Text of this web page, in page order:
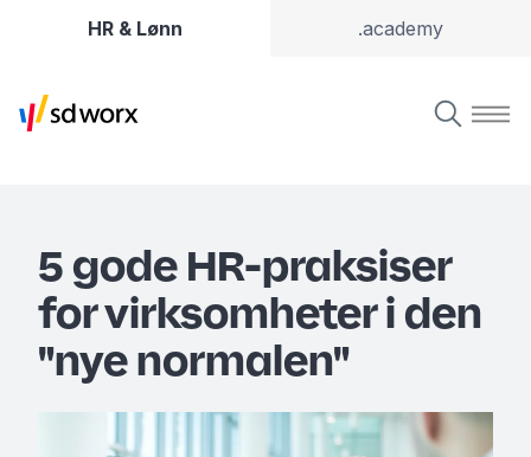
HR & Lønn .academy
5 gode HR-praksiser
for virksomheter i den
"nye normalen"